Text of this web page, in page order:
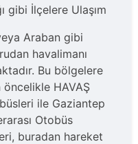
gibi İlçelere Ulaşım
Araban gibi
havalimanı
Bu bölgelere
HAVAŞ
ile Gaziantep
Otobüs
buradan hareket